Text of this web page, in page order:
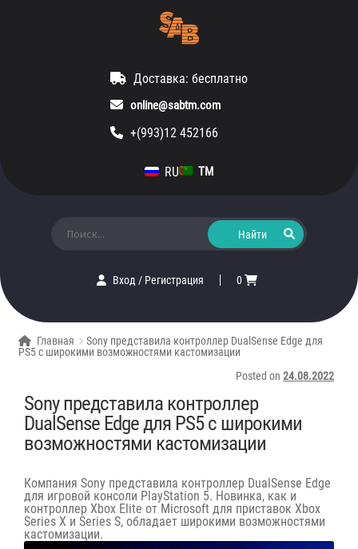
Доставка: бесплатно
online@sabtm.com
+(993)12 452166
RU TM
Вход/ Регистрация 0
Главная
Sony представила контроллер DualSense Edge для
PS5 с широкими возможностями кастомизации
Posted on 24.08.2022
Sony представила контроллер
DualSense Edge для PS5 с широкими
возможностями кастомизации
Компания Sony представила контроллер DualSense Edge
для игровой консоли PlayStation 5. Новинка, как и
контроллер Xbox Elite от Microsoft для приставок Xbox
Series X и Series S, обладает широкими возможностями
кастомизации.